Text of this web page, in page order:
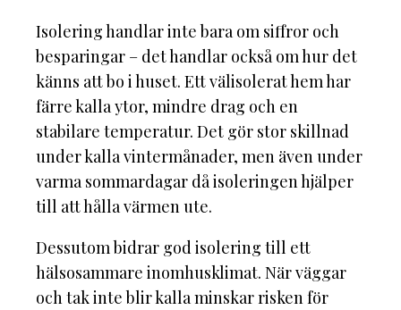
Isolering handlar inte bara om siffror och
besparingar – det handlar också om hur det
känns att bo i huset. Ett välisolerat hem har
färre kalla ytor, mindre drag och en
stabilare temperatur. Det gör stor skillnad
under kalla vintermånader, men även under
varma sommardagar då isoleringen hjälper
till att hålla värmen ute.
Dessutom bidrar god isolering till ett
hälsosammare inomhusklimat. När väggar
och tak inte blir kalla minskar risken för